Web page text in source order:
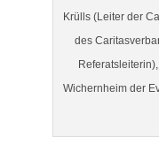
Krülls (Leiter der
des
Wichernheim der